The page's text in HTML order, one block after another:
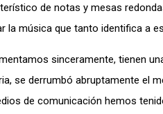
de notas y mesas
música que tanto identifica a
sinceramente, tienen
se derrumbó abruptamente el
de comunicación hemos